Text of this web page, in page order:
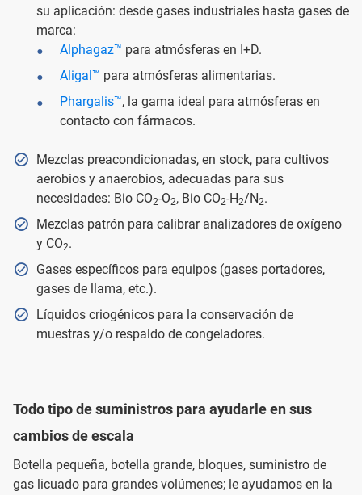
su aplicación: desde gases industriales hasta gases de
marca:
Alphagaz™ para atmósferas en I+D.
Aligal™ para atmósferas alimentarias.
Phargalis™, la gama ideal para atmósferas en
contacto con fármacos.
Mezclas preacondicionadas, en stock, para cultivos
aerobios y anaerobios, adecuadas para sus
necesidades: Bio CO2-O2, Bio CO2-H2/N2.
Mezclas patrón para calibrar analizadores de oxígeno
y CO2.
Gases específicos para equipos (gases portadores,
gases de llama, etc.).
Líquidos criogénicos para la conservación de
muestras y/o respaldo de congeladores.
Todo tipo de suministros para ayudarle en sus
cambios de escala
Botella pequeña, botella grande, bloques, suministro de
gas licuado para grandes volúmenes; le ayudamos en la